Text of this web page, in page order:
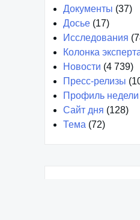
Документы (37)
Досье (17)
Исследования
Колонка
Новости (4 739)
Пресс-релизы
Профиль недели
Сайт дня (128)
Тема (72)